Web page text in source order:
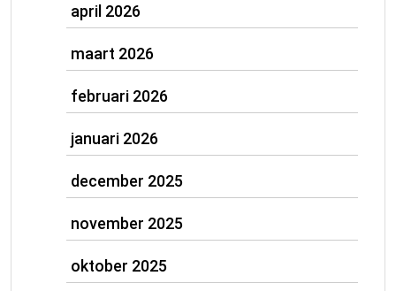
april 2026
maart 2026
februari 2026
januari 2026
december 2025
november 2025
oktober 2025